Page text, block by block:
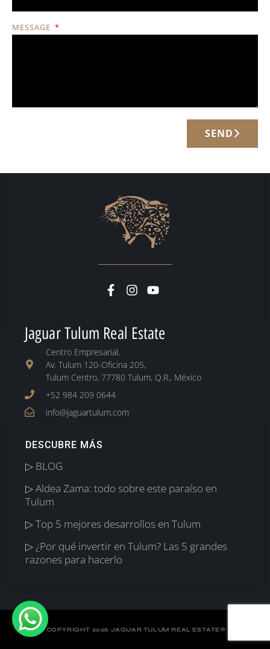
MESSAGE
SEND
Jaguar Tulum Real Estate
Centro Empresarial,
Av. Tulum 120-Oficina 205,
Tulum Centro, 77780 Tulum, Q.R., México
+52 984 209 0644
info@jaguartulum.com
DESCUBRE MÁS
▷ BLOG
▷ Aldea Zama: todo sobre este paraíso en
Tulum
▷ Top 5 mejores desarrollos en Tulum
▷ ¿Por qué invertir en Tulum? Las 5 grandes
razones para hacerlo
©COPYRIGHT 2026 JAGUAR TULUM REAL ESTATE®